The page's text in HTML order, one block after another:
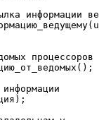
информации
процессоров
информации